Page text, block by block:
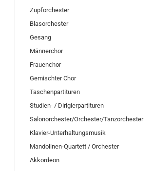
Zupforchester
Blasorchester
Gesang
Männerchor
Frauenchor
Gemischter Chor
Taschenpartituren
Studien- / Dirigierpartituren
Salonorchester/Orchester/Tanzorchester
Klavier-Unterhaltungsmusik
Mandolinen-Quartett / Orchester
Akkordeon